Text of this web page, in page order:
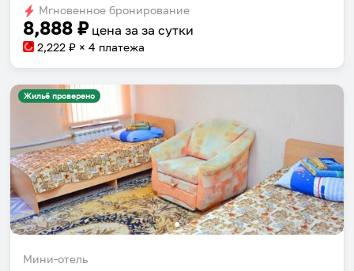
changing
dates.
changing
dates.
Мгновенное бронирование
8,888 ₽ цена за за сутки
2,222 ₽ × 4 платежа
Жильё проверено
Мини-отель